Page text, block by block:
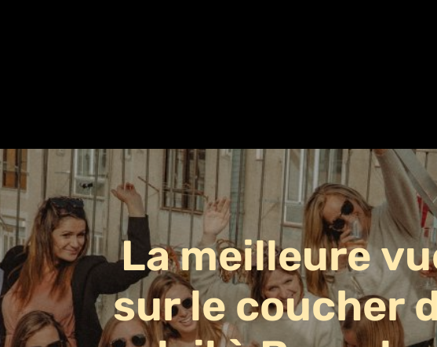
Lameilleure
surle coucher